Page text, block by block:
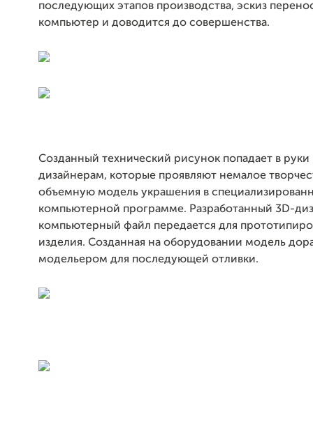
последующих этапов производства, эскиз
компьютер и доводится до совершенства.
Созданный технический рисунок попадает в руки
дизайнерам, которые проявляют немалое
объемную модель украшения в
компьютерной программе. Разработанный 3D-
компьютерный файл передается для
изделия. Созданная на оборудовании модель
модельером для последующей отливки.